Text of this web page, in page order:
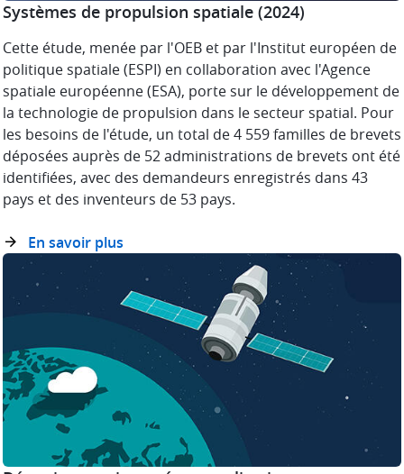
Systèmes de propulsion spatiale (2024)
Cette étude, menée par l'OEB et par l'Institut européen de
politique spatiale (ESPI) en collaboration avec l'Agence
spatiale européenne (ESA), porte sur le développement de
la technologie de propulsion dans le secteur spatial. Pour
les besoins de l'étude, un total de 4 559 familles de brevets
déposées auprès de 52 administrations de brevets ont été
identifiées, avec des demandeurs enregistrés dans 43
pays et des inventeurs de 53 pays.
En savoir plus